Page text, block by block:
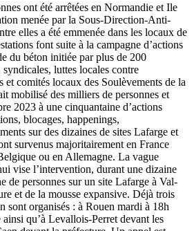
ont été arrêtées en Normandie et Ile
menée par la Sous-Direction-Anti-
elles a été emmenée dans les locaux de
font suite à la campagne d’actions
du béton initiée par plus de 200
luttes locales contre
et comités locaux des Soulèvements de la
mobilisé des milliers de personnes et
2023 à une cinquantaine d’actions
blocages, happenings,
sur des dizaines de sites Lafarge et
survenus majoritairement en France
ou en Allemagne. La vague
vise l’intervention, durant une dizaine
de personnes sur un site Lafarge à Val-
et de la mousse expansive. Déjà trois
sont organisés : à Rouen mardi à 18h
qu’à Levallois-Perret devant les